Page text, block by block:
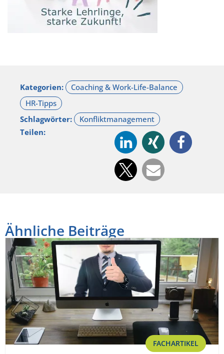
Kategorien:
Schlagwörter:
Teilen:
Ähnliche Beiträge
FACHARTIKEL